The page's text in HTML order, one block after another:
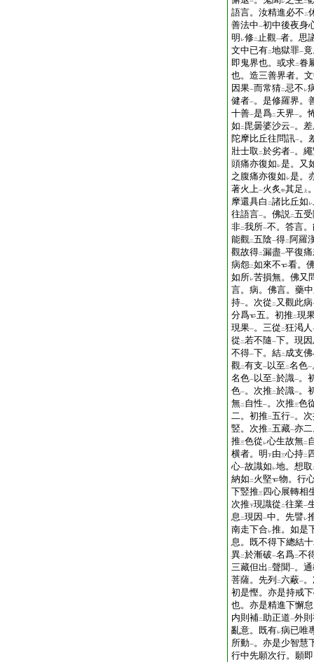
一 レ 二
語言。汝精進必不 二
善法中一初中後夜身
明 レ修二止觀一者。思
文中已有二地獄罪一
即鬼界也。或求二眷
也。造三善界者。
因果一而常猜二忌不 レ
健者一。是修羅界。
十善一是爲二 天界一。
如 二 毘曇婆沙云一。
陀摩比丘往問訊一。
壯士取 二於劣者一。
頭痛亦復如 レ是。又
之腹痛亦復如 レ是。
著火上一火炙 中其足 上
摩還具白 二諸比丘如 レ
往語言一。佛説二五
非二我所一不。答言
能觀二五陰一得二 阿羅
觀故得二漏盡一平復
病怨二如來不
看。
如所レ苦損無。佛又
言。病。佛言。藥
持一。次從 二 又觀此病
分爲 五。初推二現
現果一。三從 二狂渇人
從 二若不隨一下。現
不得一下。結二 成支
觀二有支一 以至 二名色一
名色一 以至 二於識一。
色一。次推二於識一。
無二 自性一。次推三色
二。初推二五行一。
竪。次推二五藏一亦
推三色從 レ心生故無二
横者。明 下由三心持二
心一故識如 レ地。想取
納如 二 火堅
物。行
下竪推三四心展轉相
次推下現識從 二往業一
息 二現因 一中。先譬レ
南走下合レ推。如是
息。既不得下總結
異二於漸破一名爲二不
三藏但出 二聲聞一。
菩薩。先列
二六蔽一
初是慳。亦是持戒
也。亦是精進下懈
内則補二助正道一外
亂意。既有レ病已唯
所動一。亦是少智慧
行中先願次行。願